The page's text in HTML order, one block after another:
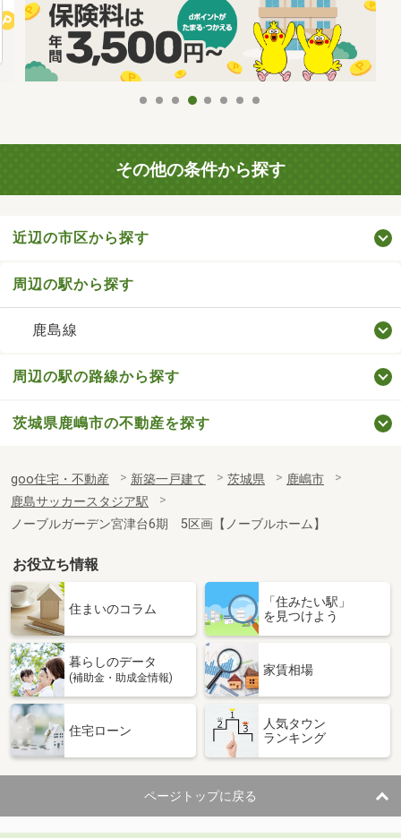
その他の条件から探す
近辺の市区から探す
周辺の駅から探す
鹿島線
周辺の駅の路線から探す
茨城県鹿嶋市の不動産を探す
goo住宅・不動産 新築一戸建て 茨城県
鹿嶋市
鹿島サッカースタジア駅
ノーブルガーデン宮津台6期 5区画【ノーブルホーム】
お役立ち情報
住まいのコラム
「住みたい駅」
を見つけよう
暮らしのデータ
(補助金・助成金情報)
家賃相場
住宅ローン
人気タウン
ランキング
ページトップに戻る